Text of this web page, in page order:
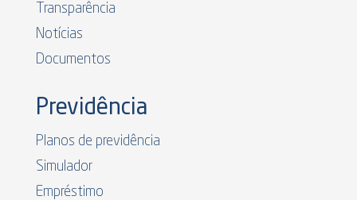
Transparência
Notícias
Documentos
Previdência
Planos de previdência
Simulador
Empréstimo